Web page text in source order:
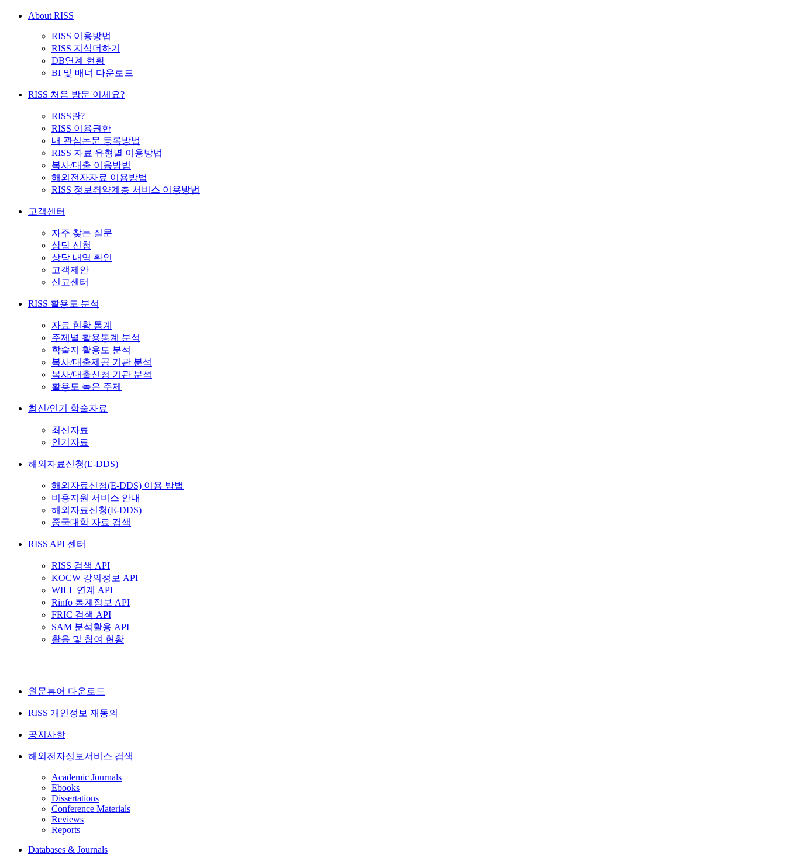
About RISS
RISS 이용방법
RISS 지식더하기
DB연계 현황
BI 및 배너 다운로드
RISS 처음 방문 이세요?
RISS란?
RISS 이용권한
내 관심논문 등록방법
RISS 자료 유형별 이용방법
복사/대출 이용방법
해외전자자료 이용방법
RISS 정보취약계층 서비스 이용방법
고객센터
자주 찾는 질문
상담 신청
상담 내역 확인
고객제안
신고센터
RISS 활용도 분석
자료 현황 통계
주제별 활용통계 분석
학술지 활용도 분석
복사/대출제공 기관 분석
복사/대출신청 기관 분석
활용도 높은 주제
최신/인기 학술자료
최신자료
인기자료
해외자료신청(E-DDS)
해외자료신청(E-DDS) 이용 방법
비용지원 서비스 안내
해외자료신청(E-DDS)
중국대학 자료 검색
RISS API 센터
RISS 검색 API
KOCW 강의정보 API
WILL 연계 API
Rinfo 통계정보 API
FRIC 검색 API
SAM 분석활용 API
활용 및 참여 현황
원문뷰어 다운로드
RISS 개인정보 재동의
공지사항
해외전자정보서비스 검색
Academic Journals
Ebooks
Dissertations
Conference Materials
Reviews
Reports
Databases & Journals